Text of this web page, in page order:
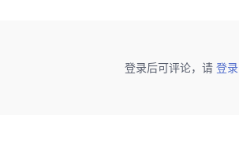
登录后可评论，请 登录